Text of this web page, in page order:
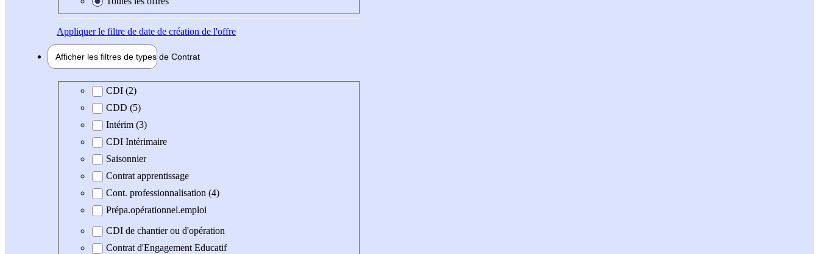
Appliquerle filtre de date de création de l'offre
Afficher les filtres de types de Contrat
Type de contrat
CDI (2)
CDD (5)
Intérim (3)
CDI Intérimaire
Saisonnier
Contrat apprentissage
Cont. professionnalisation (4)
Prépa.opérationnel.emploi
CDI de chantier ou d'opération
Contrat d'Engagement Educatif